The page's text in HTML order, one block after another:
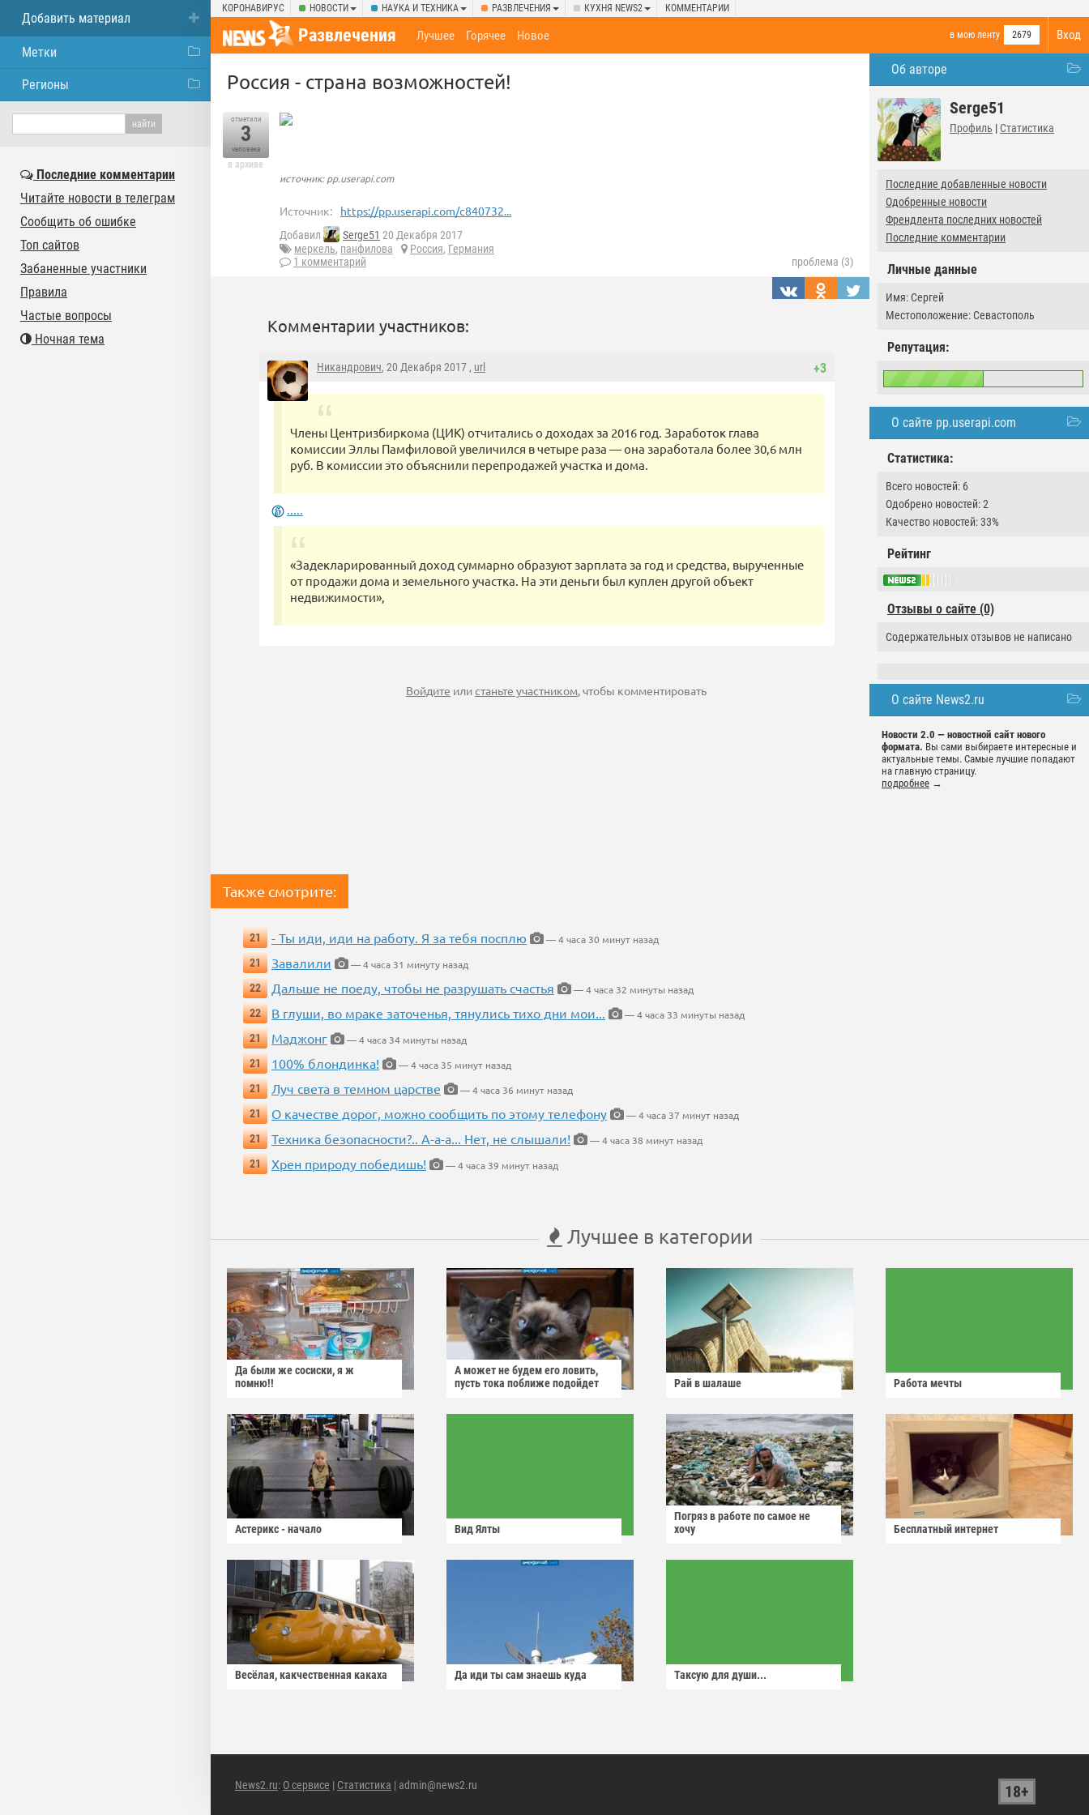
КОРОНАВИРУС НОВОСТИ НАУКА И ТЕХНИКА РАЗВЛЕЧЕНИЯ КУХНЯ NEWS2 КОММЕНТАРИИ
Вход
Развлечения в мою ленту 2679
Лучшее Горячее Новое
Об авторе
Serge51
Профиль | Статистика
Последние добавленные новости
Одобренные новости
Френдлента последних новостей
Последние комментарии
Личные данные
Имя: Сергей
Местоположение: Севастополь
Репутация:
О сайте pp.userapi.com
Статистика:
Всего новостей: 6
Одобрено новостей: 2
Качество новостей: 33%
Рейтинг
Отзывы о сайте (0)
Содержательных отзывов не написано
О сайте News2.ru
Новости 2.0 — новостной сайт нового
формата. Вы сами выбираете интересные и
актуальные темы. Самые лучшие попадают
на главную страницу.
подробнее →
Россия - страна возможностей!
отметили
3
человека
в архиве
источник: pp.userapi.com
Источник: https://pp.userapi.com/c840732...
Добавил Serge51 20 Декабря 2017
меркель, панфилова Россия, Германия
1 комментарий
проблема (3)
Комментарии участников:
+3
Никандрович, 20 Декабря 2017 , url
Члены Центризбиркома (ЦИК) отчитались о доходах за 2016 год. Заработок глава
комиссии Эллы Памфиловой увеличился в четыре раза — она заработала более 30,6 млн
руб. В комиссии это объяснили перепродажей участка и дома.
.....
«Задекларированный доход суммарно образуют зарплата за год и средства, вырученные
от продажи дома и земельного участка. На эти деньги был куплен другой объект
недвижимости»,
Войдите илистаньте участником, чтобы комментировать
Также смотрите:
21 - Ты иди, иди на работу. Я за тебя посплю
— 4 часа 30 минут назад
21
Завалили
— 4 часа 31 минуту назад
22
Дальше не поеду, чтобы не разрушать счастья
— 4 часа 32 минуты назад
22
В глуши, во мраке заточенья, тянулись тихо дни мои...
— 4 часа 33 минуты назад
21
Маджонг
— 4 часа 34 минуты назад
21
100% блондинка!
— 4 часа 35 минут назад
21
Луч света в темном царстве
— 4 часа 36 минут назад
21
О качестве дорог, можно сообщить по этому телефону
— 4 часа 37 минут назад
21
Техника безопасности?.. А-а-а... Нет, не слышали!
— 4 часа 38 минут назад
21
Хрен природу победишь! — 4 часа 39 минут назад
Лучшее в категории
Да были же сосиски, я ж
помню!!
А может не будем его ловить,
пусть тока поближе подойдет
Рай в шалаше Работа мечты
Астерикс - начало Вид Ялты
Погряз в работе по самое не
хочу
Бесплатный интернет
Весёлая, какчественная какаха Да иди ты сам знаешь куда Таксую для души...
News2.ru: О сервисе | Статистика | admin@news2.ru 18+
Добавить материал
Метки
Регионы
Последние комментарии
Читайте новости в телеграм
Сообщить об ошибке
Топ сайтов
Забаненные участники
Правила
Частые вопросы
Ночная тема